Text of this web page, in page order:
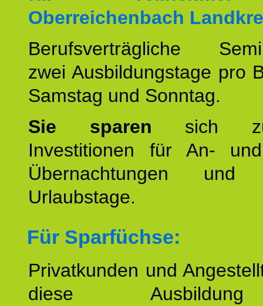
Oberreichenbach
Berufsverträgliche
zwei Ausbildungstage pro
Samstag und Sonntag.
Sie sparen sich
Investitionen für An-
Übernachtungen und
Urlaubstage.
Für Sparfüchse:
Privatkunden und
diese